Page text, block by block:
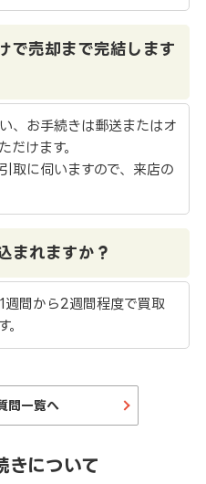
で売却まで完結します
、お手続きは郵送またはオ
だけます。
取に伺いますので、来店の
まれますか？
週間から2週間程度で買取
問一覧へ
きについて